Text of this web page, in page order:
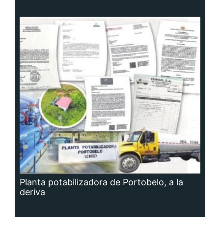
Planta potabilizadora de Portobelo, a la
deriva